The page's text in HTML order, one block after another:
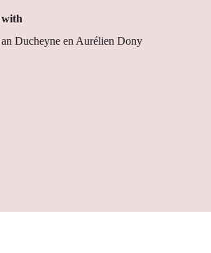
with
an Ducheyne en Aurélien Dony